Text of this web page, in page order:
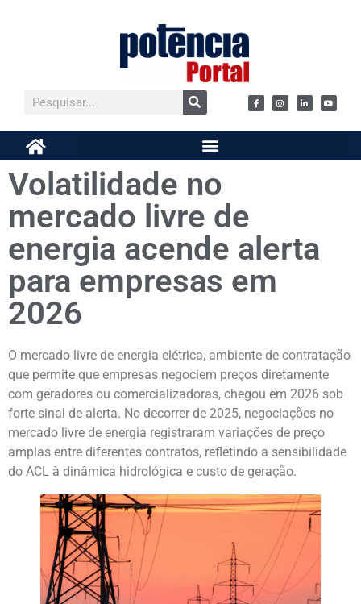
Volatilidade no
mercado livre de
energia acende alerta
para empresas em
2026
O mercado livre de energia elétrica, ambiente de contratação
que permite que empresas negociem preços diretamente
com geradores ou comercializadoras, chegou em 2026 sob
forte sinal de alerta. No decorrer de 2025, negociações no
mercado livre de energia registraram variações de preço
amplas entre diferentes contratos, refletindo a sensibilidade
do ACL à dinâmica hidrológica e custo de geração.